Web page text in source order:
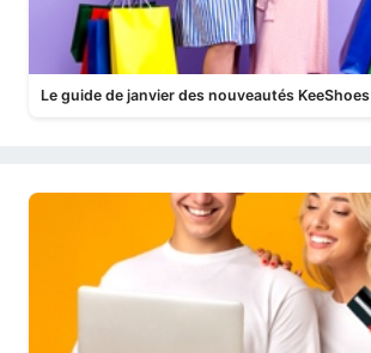
Le guide de janvier des nouveautés KeeShoes